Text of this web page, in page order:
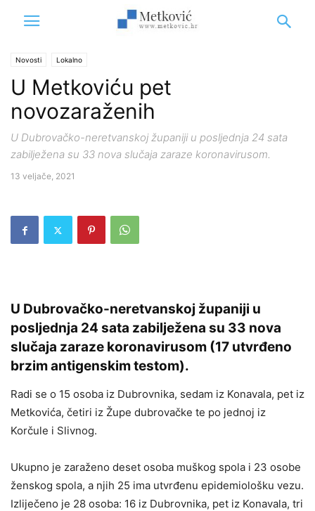
Novosti Lokalno
U Metkoviću pet
novozaraženih
U Dubrovačko-neretvanskoj županiji u posljednja 24 sata
zabilježena su 33 nova slučaja zaraze koronavirusom.
13 veljače, 2021
U Dubrovačko-neretvanskoj županiji u
posljednja 24 sata zabilježena su 33 nova
slučaja zaraze koronavirusom (17 utvrđeno
brzim antigenskim testom).
Radi se o 15 osoba iz Dubrovnika, sedam iz Konavala, pet iz
Metkovića, četiri iz Župe dubrovačke te po jednoj iz
Korčule i Slivnog.
Ukupno je zaraženo deset osoba muškog spola i 23 osobe
ženskog spola, a njih 25 ima utvrđenu epidemiološku vezu.
Izliječeno je 28 osoba: 16 iz Dubrovnika, pet iz Konavala, tri